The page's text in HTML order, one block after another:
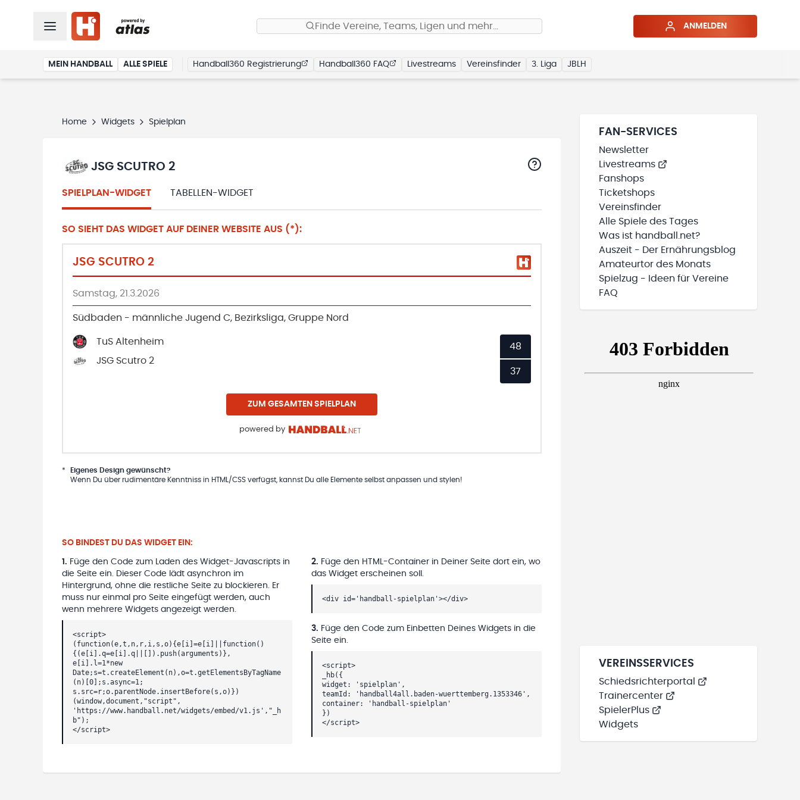
Finde Vereine, Teams, Ligen und mehr… ANMELDEN
MEIN HANDBALL ALLE SPIELE Handball360 Registrierung Handball360 FAQ Livestreams Vereinsfinder 3. Liga JBLH
Home Widgets Spielplan
JSG SCUTRO 2
SPIELPLAN-WIDGET TABELLEN-WIDGET
SO SIEHT DAS WIDGET AUF DEINER WEBSITE AUS (*):
JSG SCUTRO 2
Samstag, 21.3.2026
Südbaden - männliche Jugend C, Bezirksliga, Gruppe Nord
TuS Altenheim
JSG Scutro 2
48
37
ZUM GESAMTEN SPIELPLAN
powered by
*
Eigenes Design gewünscht?
Wenn Du über rudimentäre Kenntniss in HTML/CSS verfügst, kannst Du alle Elemente selbst anpassen und stylen!
SO BINDEST DU DAS WIDGET EIN:
1 . Füge den Code zum Laden des Widget-Javascripts in
die Seite ein. Dieser Code lädt asynchron im
Hintergrund, ohne die restliche Seite zu blockieren. Er
muss nur einmal pro Seite eingefügt werden, auch
wenn mehrere Widgets angezeigt werden.
<script>
(function(e,t,n,r,i,s,o){e[i]=e[i]||function()
{(e[i].q=e[i].q||[]).push(arguments)},
e[i].l=1*new
Date;s=t.createElement(n),o=t.getElementsByTagName
(n)[0];s.async=1;
s.src=r;o.parentNode.insertBefore(s,o)})
(window,document,"script",
'https://www.handball.net/widgets/embed/v1.js',"_h
b");
</script>
2. Füge den HTML-Container in Deiner Seite dort ein, wo
das Widget erscheinen soll.
<div id='handball-spielplan'></div>
3. Füge den Code zum Einbetten Deines Widgets in die
Seite ein.
<script>
_hb({
widget: 'spielplan',
teamId: 'handball4all.baden-wuerttemberg.1353346',
container: 'handball-spielplan'
})
</script>
FAN-SERVICES
Newsletter
Livestreams
Fanshops
Ticketshops
Vereinsfinder
Alle Spiele des Tages
Was ist handball.net?
Auszeit - Der Ernährungsblog
Amateurtor des Monats
Spielzug - Ideen für Vereine
FAQ
VEREINSSERVICES
Schiedsrichterportal
Trainercenter
SpielerPlus
Widgets